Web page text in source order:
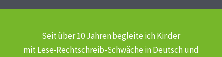
Seit über 10 Jahren begleite ich Kinder
mit Lese-Rechtschreib-Schwächein Deutsch und